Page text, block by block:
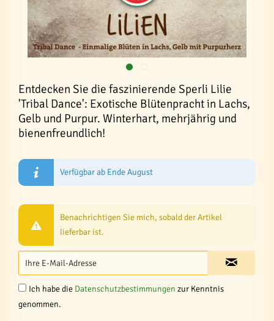
Entdecken Sie die faszinierende Sperli Lilie
'Tribal Dance': Exotische Blütenpracht in Lachs,
Gelb und Purpur. Winterhart, mehrjährig und
bienenfreundlich!
Verfügbar ab Ende August
Benachrichtigen Sie mich, sobald der Artikel
lieferbar ist.
Ich habe die Datenschutzbestimmungen zur Kenntnis
genommen.